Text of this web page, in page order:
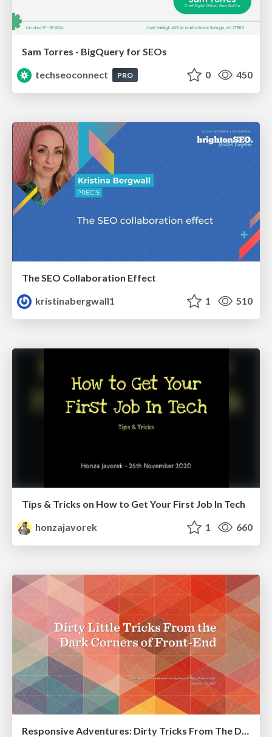
Sam Torres - BigQuery for SEOs
techseoconnect
PRO 0 450
The SEO Collaboration Effect
kristinabergwall1
1 510
Tips & Tricks on How to Get Your First Job In Tech
honzajavorek
1 660
Responsive Adventures: Dirty Tricks From The Dark Corners of Front-End